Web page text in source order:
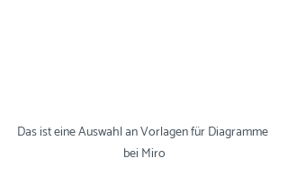
Das ist eine Auswahl an Vorlagen für Diagramme
bei Miro